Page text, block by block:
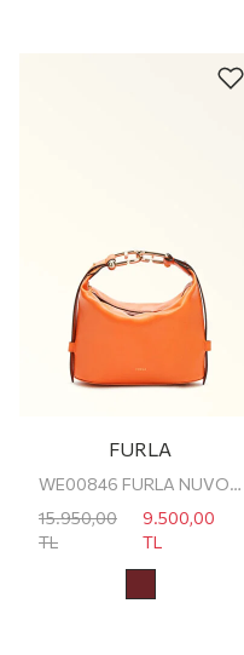
FURLA
WE00846 FURLA NUVOLA MINI HANDBAG W/ST
15.950,00
TL
9.500,00
TL